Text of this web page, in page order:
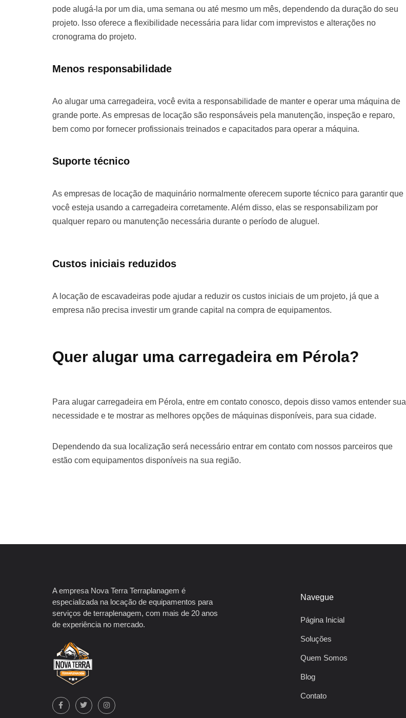
pode alugá-la por um dia, uma semana ou até mesmo um mês, dependendo da duração do seu
projeto. Isso oferece a flexibilidade necessária para lidar com imprevistos e alterações no
cronograma do projeto.
Menos responsabilidade
Ao alugar uma carregadeira, você evita a responsabilidade de manter e operar uma máquina de
grande porte. As empresas de locação são responsáveis pela manutenção, inspeção e reparo,
bem como por fornecer profissionais treinados e capacitados para operar a máquina.
Suporte técnico
As empresas de locação de maquinário normalmente oferecem suporte técnico para garantir que
você esteja usando a carregadeira corretamente. Além disso, elas se responsabilizam por
qualquer reparo ou manutenção necessária durante o período de aluguel.
Custos iniciais reduzidos
A locação de escavadeiras pode ajudar a reduzir os custos iniciais de um projeto, já que a
empresa não precisa investir um grande capital na compra de equipamentos.
Quer alugar uma carregadeira em Pérola?
Para alugar carregadeira em Pérola, entre em contato conosco, depois disso vamos entender sua
necessidade e te mostrar as melhores opções de máquinas disponíveis, para sua cidade.
Dependendo da sua localização será necessário entrar em contato com nossos parceiros que
estão com equipamentos disponíveis na sua região.
A empresa Nova Terra Terraplanagem é
especializada na locação de equipamentos para
serviços de terraplenagem, com mais de 20 anos
de experiência no mercado.
Navegue
Página Inicial
Soluções
Quem Somos
Blog
Contato